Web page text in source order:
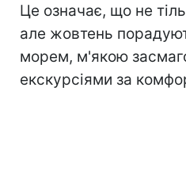
Це означає, що не
але жовтень
морем, м'якою
екскурсіями за